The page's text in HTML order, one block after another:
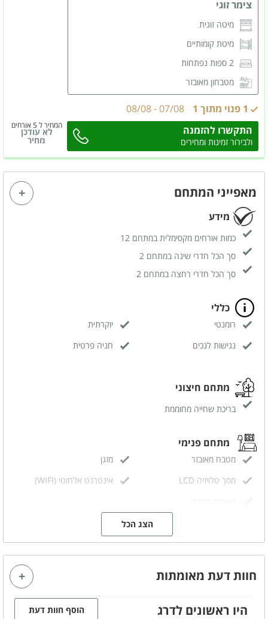
צימר זוגי
מיטה זוגית
מיטת קומותיים
2 ספות נפתחות
מטבחון מאובזר
מזגן
פינת ישיבה
חדר רחצה פרטי
המחיר ל 5 אורחים
1 פנוי מתוך 1 07/08
-
08/08
לא עודכן
מחיר
התקשרו להזמנה
ולבירור זמינות ומחירים
מאפייני המתחם
מידע
כמות אורחים מקסימלית במתחם 12
סך הכל חדרי שינה במתחם 2
סך הכל חדרי רחצה במתחם 2
כללי
רומנטי
יוקרתית
נגישות לנכים
חניה פרטית
מתחם חיצוני
בריכת שחייה מחוממת
מתחם פנימי
מטבח מאובזר
מזגן
מסך טלויזיה LCD
אינטרנט אלחוטי (WIFI)
קהל יעד
זוגות
הצג הכל
חוות דעת מאומתות
היו ראשונים לדרג הוסף חוות דעת